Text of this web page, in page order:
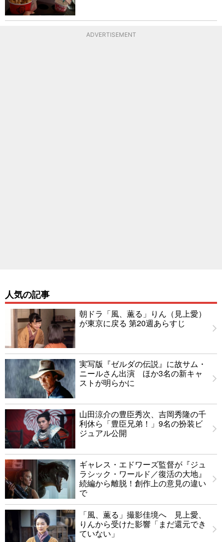
ADVERTISEMENT
人気の記事
朝ドラ「風、薫る」りん（見上愛）
が東京に戻る 第20週あらすじ
実写版『ゼルダの伝説』に故サム・
ニールさん出演 ほか3名の新キャ
ストが明らかに
山田涼介の豊臣秀次、吉岡秀隆の千
利休ら「豊臣兄弟！」9名の扮装ビ
ジュアル公開
ギャレス・エドワーズ監督が『ジュ
ラシック・ワールド／復活の大地』
続編から離脱！創作上の意見の違い
で
「風、薫る」撮影佳境へ 見上愛、
りんから受けた影響「まだ還元でき
ていない」